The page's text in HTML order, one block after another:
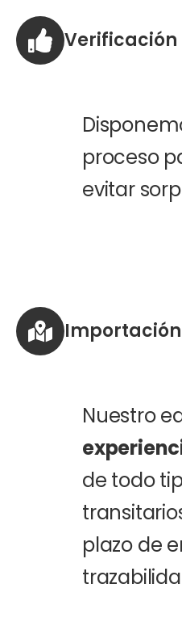
Verificación
proceso
evitar
Nuestro
de todo
plazo de